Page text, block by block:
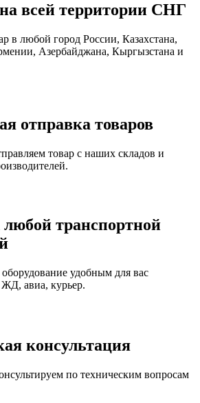
всей территории СНГ
в любой город России, Казахстана,
Азербайджана, Кыргызстана и
отправка товаров
товар с наших складов и
транспортной
удобным для вас
авиа, курьер.
консультация
по техническим вопросам